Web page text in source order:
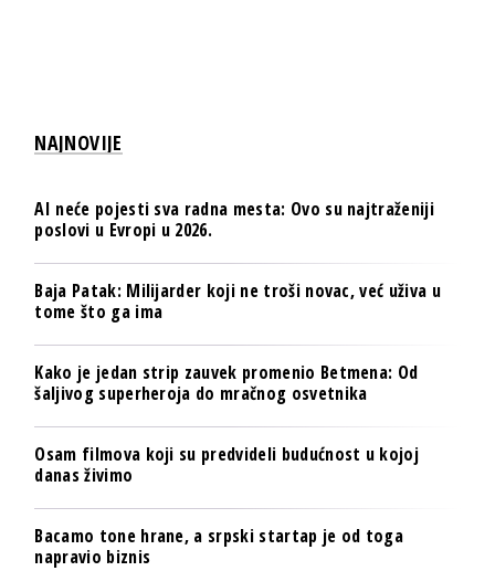
NAJNOVIJE
AI neće pojesti sva radna mesta: Ovo su najtraženiji
poslovi u Evropi u 2026.
Baja Patak: Milijarder koji ne troši novac, već uživa u
tome što ga ima
Kako je jedan strip zauvek promenio Betmena: Od
šaljivog superheroja do mračnog osvetnika
Osam filmova koji su predvideli budućnost u kojoj
danas živimo
Bacamo tone hrane, a srpski startap je od toga
napravio biznis